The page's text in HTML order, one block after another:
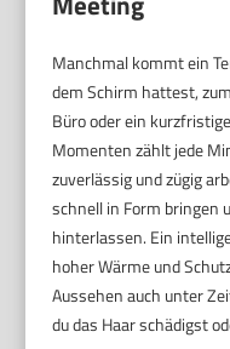
Manchmal kommt ein
dem Schirm hattest,
Büro oder ein
Momenten zählt jede
zuverlässig und zügig
schnell in Form bringen
hinterlassen. Ein
hoher Wärme und
Aussehen auch unter
du das Haar schädigst